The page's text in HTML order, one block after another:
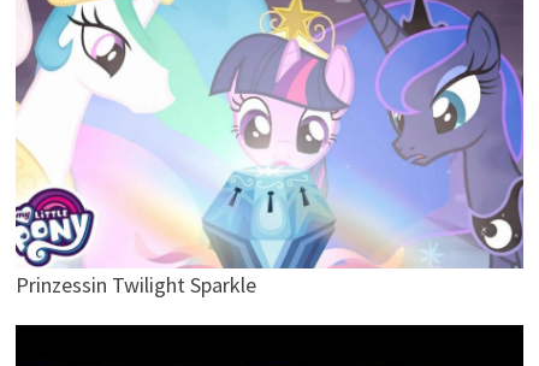
Prinzessin Twilight Sparkle